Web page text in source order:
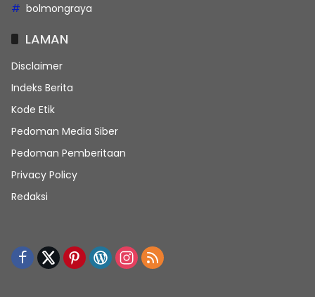
bolmongraya
LAMAN
Disclaimer
Indeks Berita
Kode Etik
Pedoman Media Siber
Pedoman Pemberitaan
Privacy Policy
Redaksi